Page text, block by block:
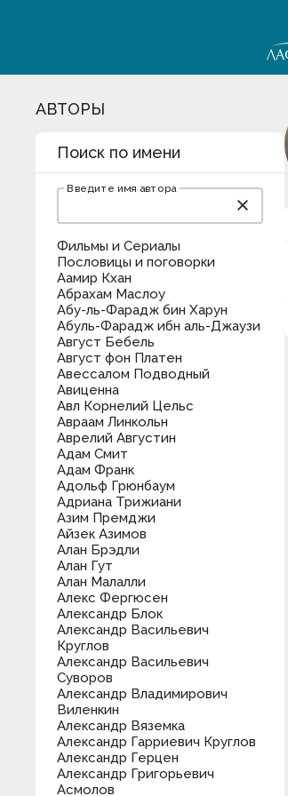
АВТОРЫ
Поиск по имени
Введите имя автора
close
Фильмы и Сериалы
Пословицы и поговорки
Аамир Кхан
Абрахам Маслоу
Абу-ль-Фарадж бин Харун
Абуль-Фарадж ибн аль-Джаузи
Август Бебель
Август фон Платен
Авессалом Подводный
Авиценна
Авл Корнелий Цельс
Авраам Линкольн
Аврелий Августин
Адам Смит
Адам Франк
Адольф Грюнбаум
Адриана Трижиани
Азим Премджи
Айзек Азимов
Алан Брэдли
Алан Гут
Алан Малалли
Алекс Фергюсен
Александр Блок
Александр Васильевич
Круглов
Александр Васильевич
Суворов
Александр Владимирович
Виленкин
Александр Вяземка
Александр Гарриевич Круглов
Александр Герцен
Александр Григорьевич
Асмолов